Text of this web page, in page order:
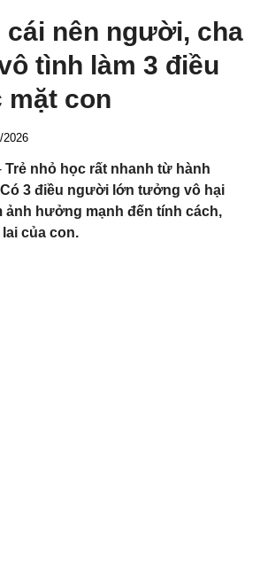
cái nên người, cha
tình làm 3 điều
con
2026
Trẻ nhỏ học rất nhanh từ hành
3 điều người lớn tưởng vô hại
ảnh hưởng mạnh đến tính cách,
của con.